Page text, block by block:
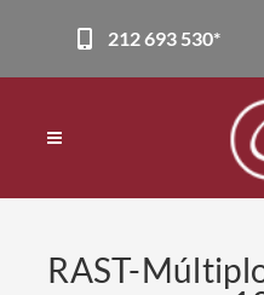
212 693 530*
RAST-